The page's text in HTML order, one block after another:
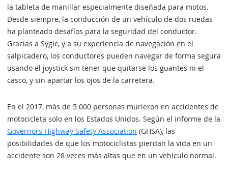
la tableta de manillar especialmente diseñada para motos.
Desde siempre, la conducción de un vehículo de dos ruedas
ha planteado desafíos para la seguridad del conductor.
Gracias a Sygic, y a su experiencia de navegación en el
salpicadero, los conductores pueden navegar de forma segura
usando el joystick sin tener que quitarse los guantes ni el
casco, y sin apartar los ojos de la carretera.
En el 2017, más de 5 000 personas murieron en accidentes de
motocicleta solo en los Estados Unidos. Según el informe de la
Governors Highway Safety Association (GHSA), las
posibilidades de que los motociclistas pierdan la vida en un
accidente son 28 veces más altas que en un vehículo normal.